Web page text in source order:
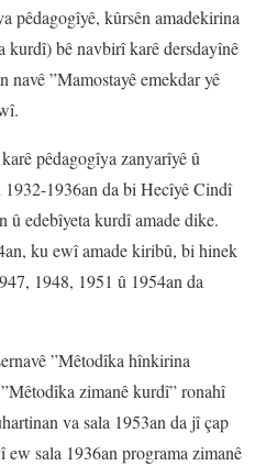
pêdagogîyê, kûrsên amadekirina
kurdî) bê navbirî karê dersdayînê
”Mamostayê emekdar yê
pêdagogîya zanyarîyê û
1936an da bi Hecîyê Cindî
û edebîyeta kurdî amade dike.
ku ewî amade kiribû, bi hinek
1948, 1951 û 1954an da
”Mêtodîka hînkirina
zimanê kurdî” ronahî
va sala 1953an da jî çap
sala 1936an programa zimanê